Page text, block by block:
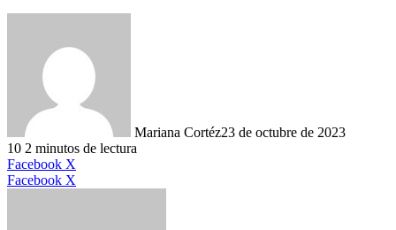
Mariana Cortéz23 de octubre de 2023
10 2 minutos de lectura
Facebook X
Facebook X